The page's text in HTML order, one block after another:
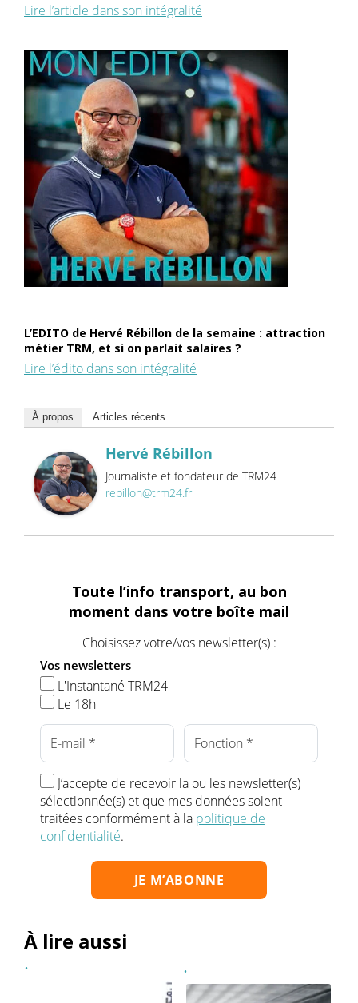
Lire l’article dans son intégralité
L’EDITO de Hervé Rébillon de la semaine : attraction
métier TRM, et si on parlait salaires ?
Lire l’édito dans son intégralité
À propos Articles récents
Hervé Rébillon
Journaliste et fondateur de TRM24
rebillon@trm24.fr
Toute l’info transport, au bon
moment dans votre boîte mail
Choisissez votre/vos newsletter(s) :
Vos newsletters
L'Instantané TRM24
Le 18h
J’accepte de recevoir la ou les newsletter(s)
sélectionnée(s) et que mes données soient
traitées conformément à la politique de
confidentialité.
À lire aussi